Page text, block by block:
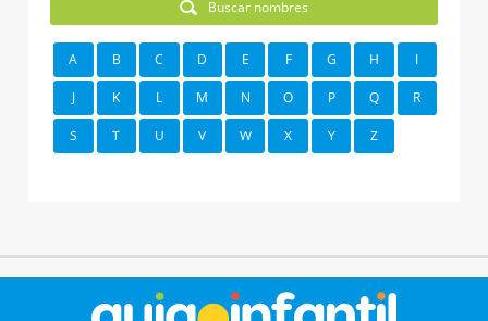
Buscar nombres
A B C D E F G H I
J K L M N O P Q R
S T U V W X Y Z